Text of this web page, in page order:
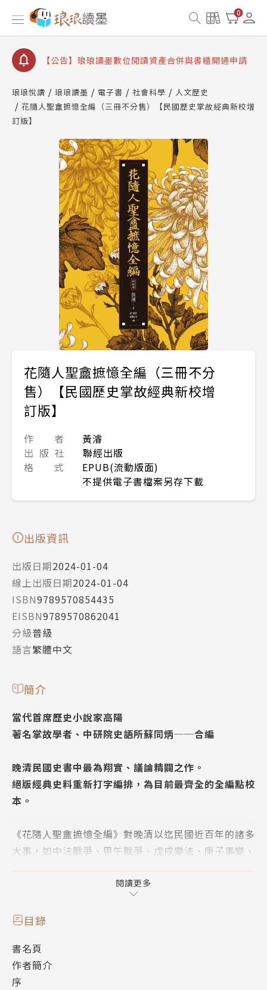
0
【公告】琅琅讀墨 3 分鐘完成書櫃開通與資產合併申
請圖文教學
【公告】琅琅書店服務升級重要說明及資產合併結果
【公告】琅琅讀墨數位閱讀資產合併與書櫃開通申請
琅琅悅讀 琅琅讀墨 電子書 社會科學
人文歷史
花隨人聖盦摭憶全編（三冊不分售）【民國歷史掌故經典新校增
訂版】
花隨人聖盦摭憶全編（三冊不分
售）【民國歷史掌故經典新校增
訂版】
作 者
黃濬
出 版 社
聯經出版
格 式
EPUB(流動版面)
不提供電子書檔案另存下載
出版資訊
出版日期2024-01-04
線上出版日期2024-01-04
ISBN9789570854435
EISBN9789570862041
分級普級
語言繁體中文
簡介
當代首席歷史小說家高陽
著名掌故學者、中研院史語所蘇同炳──合編
晚清民國史書中最為翔實、議論精闢之作。
絕版經典史料重新打字編排，為目前最齊全的全編點校
本。
《花隨人聖盦摭憶全編》對晚清以迄民國近百年的諸多
大事，如中法戰爭、甲午戰爭、戊戌變法、庚子事變、
革命等均有涉及。黃濬以其廣博的文史知識，悉心搜集
的名人書劄、大臣奏稿、宮廷邸報、佚文詩帖等一手資
料，相繼綴寫成篇。無論涉及政治、經濟、外交、軍
社會世相、人際糾葛的敘述，皆材料翔實、論述完備，
為歷史的縫隙補遺。
閱讀更多
目錄
書名頁
作者簡介
序